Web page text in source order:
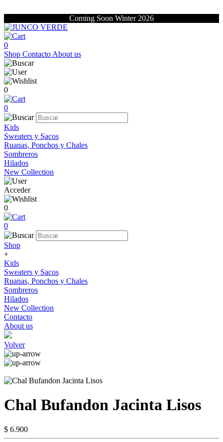
Coming Soon Winter 2026
0
Shop Contacto About us
0
0
Kids
Sweaters y Sacos
Ruanas, Ponchos y Chales
Sombreros
Hilados
New Collection
Acceder
0
0
Shop
+
Kids
Sweaters y Sacos
Ruanas, Ponchos y Chales
Sombreros
Hilados
New Collection
Contacto
About us
Volver
Chal Bufandon Jacinta Lisos
$ 6.900